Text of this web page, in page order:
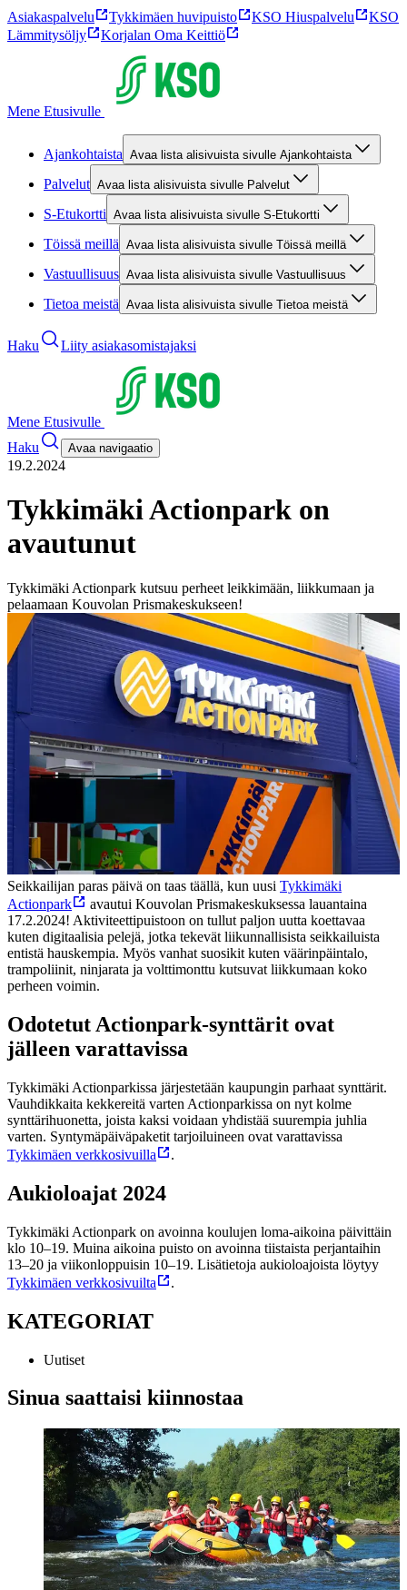
Asiakaspalvelu Tykkimäen huvipuisto KSO Hiuspalvelu
KSO
Lämmitysöljy
Korjalan Oma Keittiö
Mene Etusivulle
Ajankohtaista Avaa lista alisivuista sivulle Ajankohtaista
Palvelut Avaa lista alisivuista sivulle Palvelut
S-Etukortti Avaa lista alisivuista sivulle S-Etukortti
Töissä meillä Avaa lista alisivuista sivulle Töissä meillä
Vastuullisuus Avaa lista alisivuista sivulle Vastuullisuus
Tietoa meistä Avaa lista alisivuista sivulle Tietoa meistä
Haku Liity asiakasomistajaksi
Mene Etusivulle
Haku
Avaa navigaatio
19.2.2024
Tykkimäki Actionpark on
avautunut
Tykkimäki Actionpark kutsuu perheet leikkimään, liikkumaan ja
pelaamaan Kouvolan Prismakeskukseen!
Seikkailijan paras päivä on taas täällä, kun uusi Tykkimäki
Actionpark
avautui Kouvolan Prismakeskuksessa lauantaina
17.2.2024! Aktiviteettipuistoon on tullut paljon uutta koettavaa
kuten digitaalisia pelejä, jotka tekevät liikunnallisista seikkailuista
entistä hauskempia. Myös vanhat suosikit kuten väärinpäintalo,
trampoliinit, ninjarata ja volttimonttu kutsuvat liikkumaan koko
perheen voimin.
Odotetut Actionpark-synttärit ovat
jälleen varattavissa
Tykkimäki Actionparkissa järjestetään kaupungin parhaat synttärit.
Vauhdikkaita kekkereitä varten Actionparkissa on nyt kolme
synttärihuonetta, joista kaksi voidaan yhdistää suurempia juhlia
varten. Syntymäpäiväpaketit tarjoiluineen ovat varattavissa
Tykkimäen verkkosivuilla
.
Aukioloajat 2024
Tykkimäki Actionpark on avoinna koulujen loma-aikoina päivittäin
klo 10–19. Muina aikoina puisto on avoinna tiistaista perjantaihin
13–20 ja viikonloppuisin 10–19. Lisätietoja aukioloajoista löytyy
Tykkimäen verkkosivuilta
.
KATEGORIAT
Uutiset
Sinua saattaisi kiinnostaa